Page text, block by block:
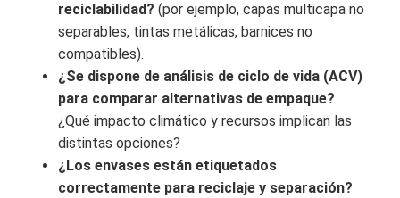
reciclabilidad? (por ejemplo, capas multicapa no
separables, tintas metálicas, barnices no
compatibles).
¿Se dispone de análisis de ciclo de vida (ACV)
para comparar alternativas de empaque?
¿Qué impacto climático y recursos implican las
distintas opciones?
¿Los envases están etiquetados
correctamente para reciclaje y separación?